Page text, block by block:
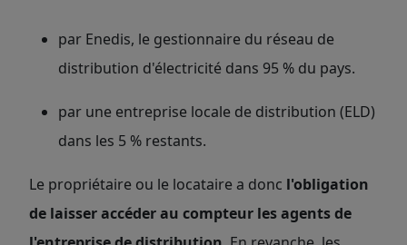
par Enedis, le gestionnaire du réseau de
distribution d'électricité dans 95 % du pays.
par une entreprise locale de distribution (ELD)
dans les 5 % restants.
Le propriétaire ou le locataire a donc l'obligation
de laisser accéder au compteur les agents de